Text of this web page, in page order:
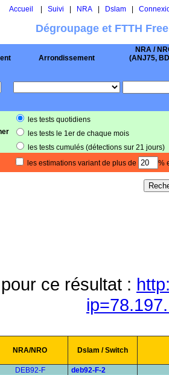
Accueil Suivi NRA| Dslam|
Dégroupage et FTTH
Arrondissement
NRA /
(ANJ75,
les tests quotidiens
les tests le 1er de chaque mois
les tests cumulés (détections sur 21 jours)
les estimations variant de plus de %
ce résultat :
NRA/NRO Dslam / Switch
DEB92-F deb92-F-2